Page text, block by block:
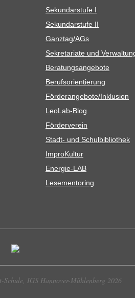
Sekun­dar­stufe I
Sekun­dar­stufe II
Ganztag/​​AGs
Sekre­ta­riate und
Bera­tungs­an­ge­bote
Berufs­ori­en­tie­rung
Förderangebote/​​Inklusion
Leo­Lab-Blog
För­der­ver­ein
Stadt- und Schulbibliothek
Impro­Kul­tur
Ener­­gie-LAB
Lese­men­to­ring
Schule, IGS Hannover-Mühlenberg 2026